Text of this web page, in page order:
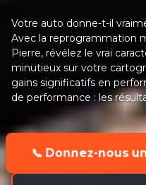
Votre auto donne-t-il
Avec la reprogrammation
Pierre, révélez le vrai
minutieux sur votre
gains significatifs en
de performance : les
📞 Donnez-nous